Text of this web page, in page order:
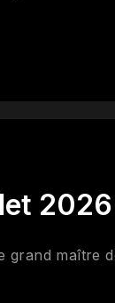
2026
grand maître